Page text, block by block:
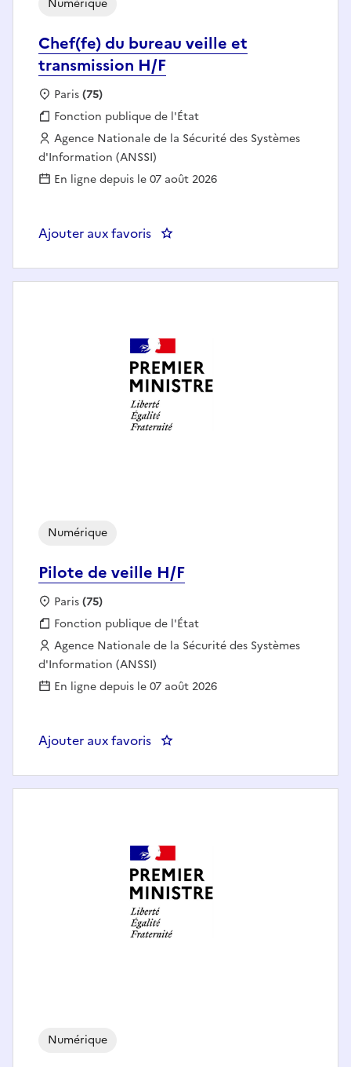
Chef(fe) du bureau veille et
transmission H/F
Numérique
Localisation :
Paris(75)
Fonction publique :
Fonction publique de l'État
Employeur :
Agence Nationale de la Sécurité des Systèmes
d'Information (ANSSI)
En ligne depuis le 07 août 2026
Ajouter aux favoris : Chef(fe) du bureau veille et
Pilote de veille H/F
Numérique
Localisation :
Paris(75)
Fonction publique :
Fonction publique de l'État
Employeur :
Agence Nationale de la Sécurité des Systèmes
d'Information (ANSSI)
En ligne depuis le 07 août 2026
Ajouter aux favoris : Pilote de veille H/F
Numérique